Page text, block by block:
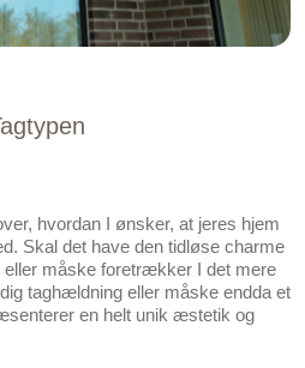
hvordan I ønsker, at jeres hjem
Skal det have den tidløse charme
måske foretrækker I det mere
taghældning eller måske endda et
en helt unik æstetik og